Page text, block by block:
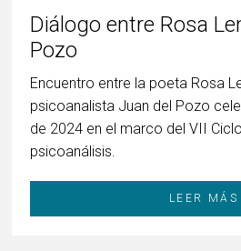
Diálogo entre Rosa
Pozo
Encuentro entre la poeta Rosa
psicoanalista Juan del Pozo
de 2024 en el marco del VII
psicoanálisis.
LEER MÁS